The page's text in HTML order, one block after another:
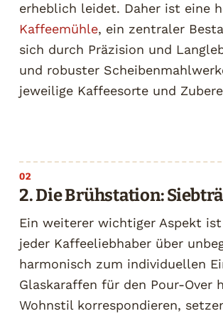
erheblich leidet. Daher ist eine
Kaffeemühle, ein zentraler
sich durch Präzision und
und robuster
jeweilige Kaffeesorte und
2. Die Brühstation:
Ein weiterer wichtiger Aspekt
jeder Kaffeeliebhaber über
harmonisch zum individuellen
Glaskaraffen für den Pour-Over
Wohnstil korrespondieren,